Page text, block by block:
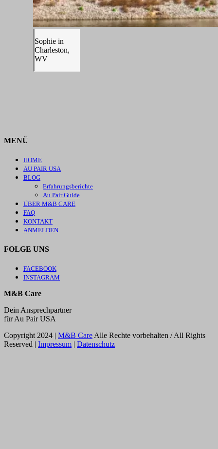
Sophie in
Charleston,
WV
MENÜ
HOME
AU PAIR USA
BLOG
Erfahrungsberichte
Au Pair Guide
ÜBER M&B CARE
FAQ
KONTAKT
ANMELDEN
FOLGE UNS
FACEBOOK
INSTAGRAM
M&B Care
Dein Ansprechpartner
für Au Pair USA
Copyright 2024 | M&B Care Alle Rechte vorbehalten / All Rights
Reserved | Impressum | Datenschutz